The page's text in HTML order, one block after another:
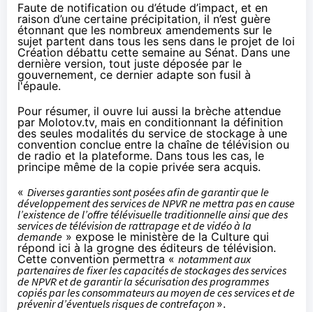
Faute de notification ou d’étude d’impact, et en
raison d’une certaine précipitation, il n’est guère
étonnant que les nombreux amendements sur le
sujet partent dans tous les sens dans le projet de loi
Création débattu cette semaine au Sénat. Dans une
dernière version, tout juste déposée par le
gouvernement, ce dernier adapte son fusil à
l'épaule.
Pour résumer, il ouvre lui aussi la brèche attendue
par Molotov.tv, mais en conditionnant la définition
des seules modalités du service de stockage à une
convention conclue entre la chaîne de télévision ou
de radio et la plateforme. Dans tous les cas, le
principe même de la copie privée sera acquis.
« Diverses garanties sont posées afin de garantir que le
développement des services de NPVR ne mettra pas en cause
l’existence de l’offre télévisuelle traditionnelle ainsi que des
services de télévision de rattrapage et de vidéo à la
demande » expose le ministère de la Culture qui
répond ici à la grogne des éditeurs de télévision.
Cette convention permettra « notamment aux
partenaires de fixer les capacités de stockages des services
de NPVR et de garantir la sécurisation des programmes
copiés par les consommateurs au moyen de ces services et de
prévenir d’éventuels risques de contrefaçon ».